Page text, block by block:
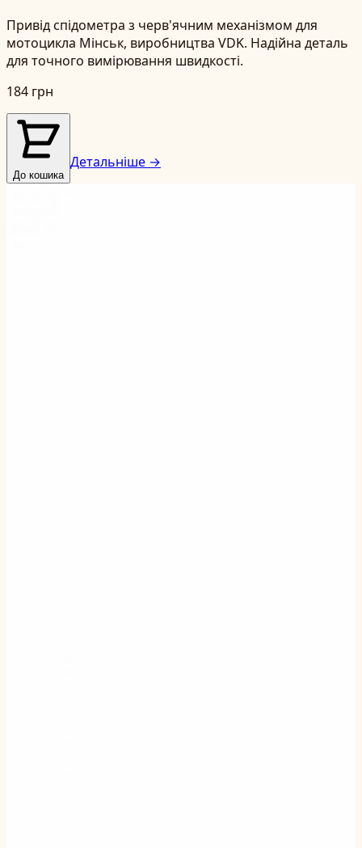
Привід спідометра з черв'ячним механізмом для
мотоцикла Мінськ, виробництва VDK. Надійна деталь
для точного вимірювання швидкості.
184 грн
До кошика
Детальніше →